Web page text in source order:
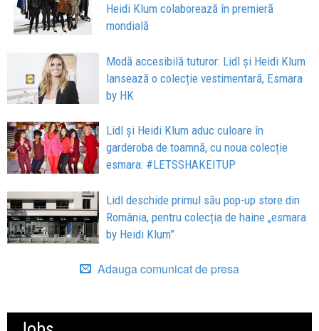
Heidi Klum colaborează în premieră
mondială
Modă accesibilă tuturor: Lidl și Heidi Klum
lansează o colecție vestimentară, Esmara
by HK
Lidl și Heidi Klum aduc culoare în
garderoba de toamnă, cu noua colecție
esmara: #LETSSHAKEITUP
Lidl deschide primul său pop-up store din
România, pentru colecția de haine „esmara
by Heidi Klum”
Adauga comunicat de presa